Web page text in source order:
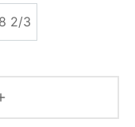
2/3